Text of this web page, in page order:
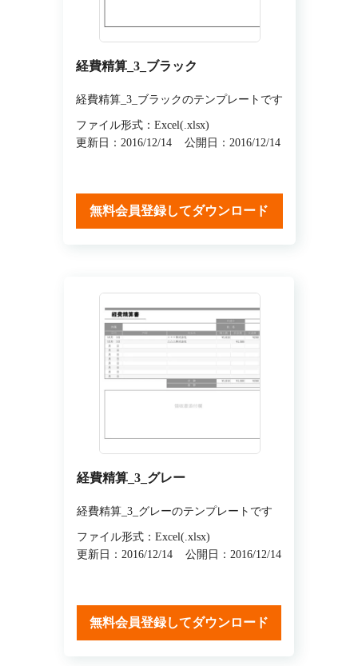
経費精算_3_ブラック
経費精算_3_ブラックのテンプレートです
ファイル形式：Excel(.xlsx)
更新日：2016/12/14
公開日：2016/12/14
無料会員登録してダウンロード
経費精算_3_グレー
経費精算_3_グレーのテンプレートです
ファイル形式：Excel(.xlsx)
更新日：2016/12/14
公開日：2016/12/14
無料会員登録してダウンロード